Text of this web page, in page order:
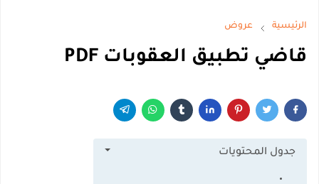
الرئيسية عروض
قاضي تطبيق العقوبات PDF
جدول المحتويات